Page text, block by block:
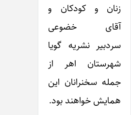
زنان و کودکان و
آقای خضوعی
سردبیر نشریه گویا
شهرستان اهر از
جمله سخنرانان این
همایش خواهند بود.